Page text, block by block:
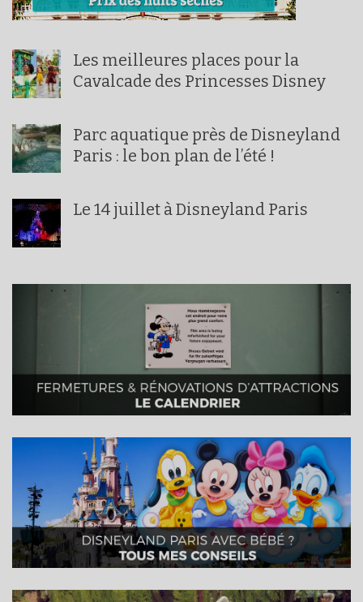
Les meilleures places pour la
Cavalcade des Princesses Disney
Parc aquatique près de Disneyland
Paris : le bon plan de l’été !
Le 14 juillet à Disneyland Paris